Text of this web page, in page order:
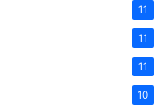
11
11
11
10